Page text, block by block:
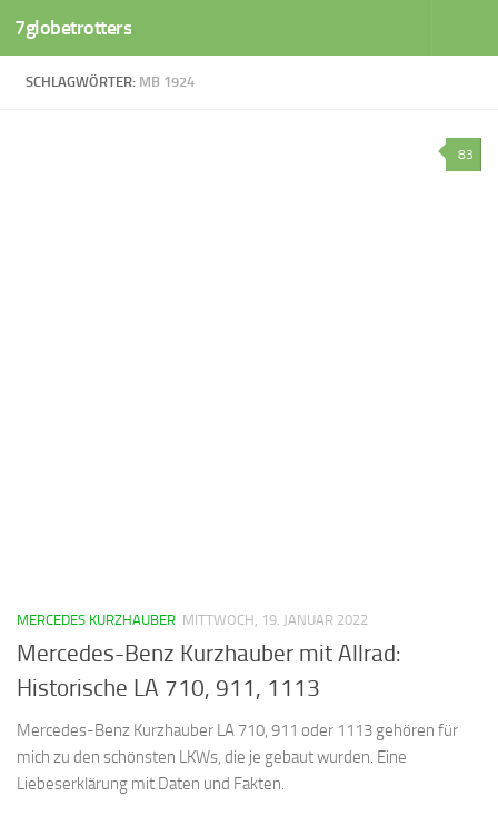
Zum Inhalt springen
7globetrotters
SCHLAGWÖRTER: MB 1924
83
MERCEDES KURZHAUBER MITTWOCH, 19. JANUAR 2022
Mercedes-Benz Kurzhauber mit Allrad:
Historische LA 710, 911, 1113
Mercedes-Benz Kurzhauber LA 710, 911 oder 1113 gehören für
mich zu den schönsten LKWs, die je gebaut wurden. Eine
Liebeserklärung mit Daten und Fakten.